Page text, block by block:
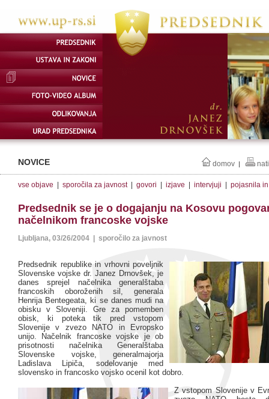
NOVICE domov |
vse objave sporočila za javnost| govori izjave intervjuji pojasnila
Predsednik se je o dogajanju na Kosovu
načelnikom francoske vojske
Ljubljana, 03/26/2004 | sporočilo za javnost
Predsednik republike in vrhovni poveljnik
Slovenske vojske dr. Janez Drnovšek, je
danes sprejel načelnika generalštaba
francoskih oboroženih sil, generala
Henrija Bentegeata, ki se danes mudi na
obisku v Sloveniji. Gre za pomemben
obisk, ki poteka tik pred vstopom
Slovenije v zvezo NATO in Evropsko
unijo. Načelnik francoske vojske je ob
prisotnosti načelnika Generalštaba
Slovenske vojske, generalmajorja
Ladislava Lipiča, sodelovanje med
slovensko in francosko vojsko ocenil kot dobro.
Z vstopom Slovenije v